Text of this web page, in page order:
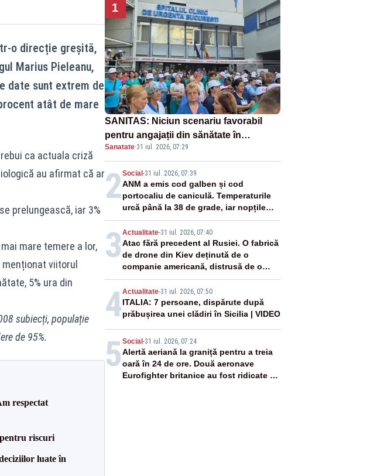
o direcție greșită,
Marius Pieleanu,
date sunt extrem de
atât de mare
ca actuala criză
au afirmat că ar
prelungească, iar 3%
mare temere a lor,
viitorul
5% ura din
subiecți, populație
de 95%.
respectat
riscuri
luate în
1
SANITAS: Niciun scenariu favorabil
pentru angajații din sănătate în
proiectul Legii salarizării
Sanatate·31 iul. 2026, 07:29
2Social -31 iul. 2026, 07:39
ANM a emis cod galben și cod
portocaliu de caniculă. Temperaturile
urcă până la 38 de grade, iar nopțile
devin tropicale
3 Actualitate-31 iul. 2026, 07:40
Atac fără precedent al Rusiei. O fabrică
de drone din Kiev deținută de o
companie americană, distrusă de o
rachetă rusească
4Actualitate-31 iul. 2026, 07:50
ITALIA: 7 persoane, dispărute după
prăbușirea unei clădiri în Sicilia | VIDEO
5 Social -31 iul. 2026, 07:24
Alertă aeriană la graniță pentru a treia
oară în 24 de ore. Două aeronave
Eurofighter britanice au fost ridicate de